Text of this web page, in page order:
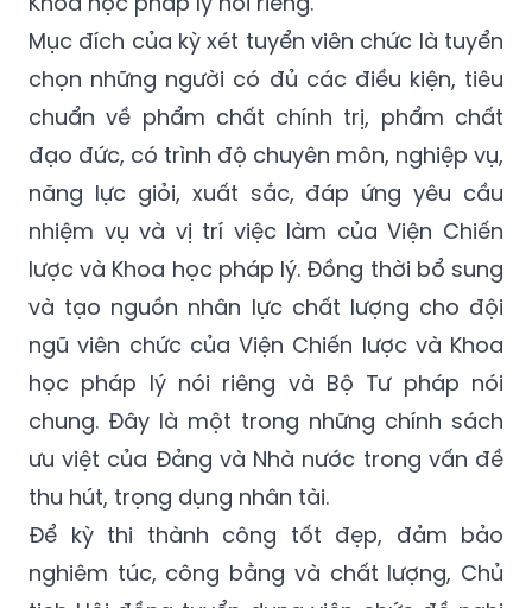
chọn những người có đủ các điều kiện, tiêu
chuẩn về phẩm chất chính trị, phẩm chất
đạo đức, có trình độ chuyên môn, nghiệp vụ,
năng lực giỏi, xuất sắc, đáp ứng yêu cầu
nhiệm vụ và vị trí việc làm của Viện Chiến
lược và Khoa học pháp lý. Đồng thời bổ sung
và tạo nguồn nhân lực chất lượng cho đội
ngũ viên chức của Viện Chiến lược và Khoa
học pháp lý nói riêng và Bộ Tư pháp nói
chung. Đây là một trong những chính sách
ưu việt của Đảng và Nhà nước trong vấn đề
thu hút, trọng dụng nhân tài.
Để kỳ thi thành công tốt đẹp, đảm bảo
nghiêm túc, công bằng và chất lượng, Chủ
tịch Hội đồng tuyển dụng viên chức đề nghị
các thành viên Hội đồng, thành viên các ban